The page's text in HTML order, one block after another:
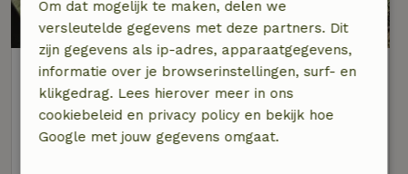
Natuurhuisje in Oude Willem
Op 1 km afstand van Oude Willem (Westerveld)
8,8/10
2 personen1 slaapkamer
Om dat mogelijk te maken, delen we
versleutelde gegevens met deze partners. Dit
zijn gegevens als ip-adres, apparaatgegevens,
informatie over je browserinstellingen, surf- en
klikgedrag. Lees hierover meer in ons
cookiebeleid en privacy policy en bekijk hoe
Google met jouw gegevens omgaat.